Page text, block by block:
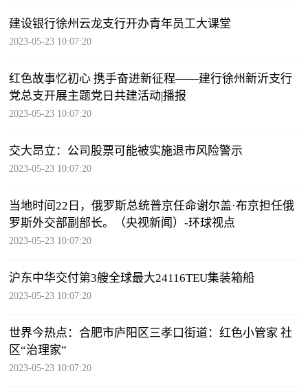
建设银行徐州云龙支行开办青年员工大课堂
2023-05-23 10:07:20
红色故事忆初心 携手奋进新征程——建行徐州新沂支行
党总支开展主题党日共建活动|播报
2023-05-23 10:07:20
交大昂立：公司股票可能被实施退市风险警示
2023-05-23 10:07:20
当地时间22日，俄罗斯总统普京任命谢尔盖·布京担任俄
罗斯外交部副部长。（央视新闻）-环球视点
2023-05-23 10:07:20
沪东中华交付第3艘全球最大24116TEU集装箱船
2023-05-23 10:07:20
世界今热点：合肥市庐阳区三孝口街道：红色小管家 社
区“治理家”
2023-05-23 10:07:20